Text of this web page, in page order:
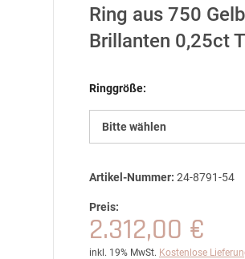
Ring aus 750
Brillanten 0,25ct
Ringgröße:
Bitte wählen
Artikel-Nummer: 24-8791-54
Preis:
2.312,00 €
inkl. 19% MwSt. Kostenlose